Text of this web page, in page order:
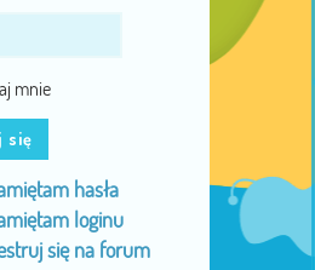
mnie
się
hasła
loginu
się na forum